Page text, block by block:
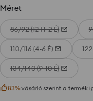
Méret
86/92 (12 H-2 É)
110/116 (4-6 É)
134/140 (9-10 É)
83%vásárló szerint a termék